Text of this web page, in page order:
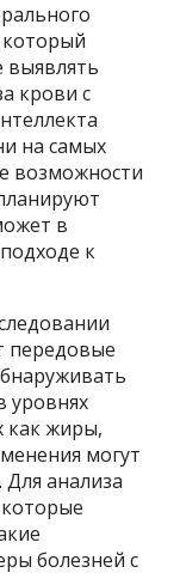
который
выявлять
крови с
на самых
возможности
в
к
передовые
уровнях
как жиры,
могут
анализа
болезней с